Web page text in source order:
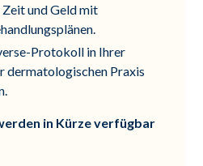
und Geld mit
Protokoll in Ihrer
dermatologischen Praxis
in Kürze verfügbar